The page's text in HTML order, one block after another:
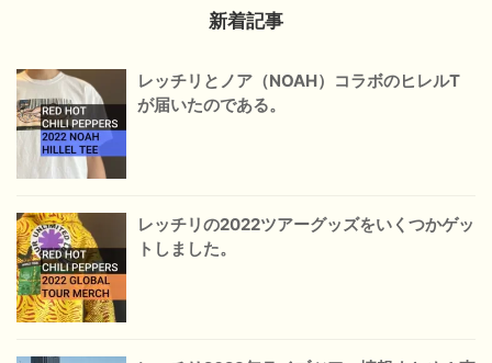
新着記事
レッチリとノア（NOAH）コラボのヒレルT
が届いたのである。
レッチリの2022ツアーグッズをいくつかゲッ
トしました。